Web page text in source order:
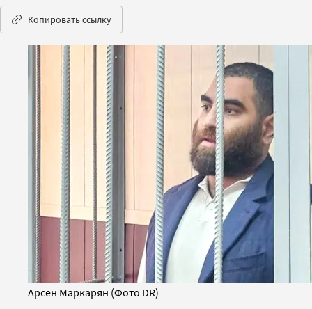
Копировать ссылку
Арсен Маркарян (Фото DR)